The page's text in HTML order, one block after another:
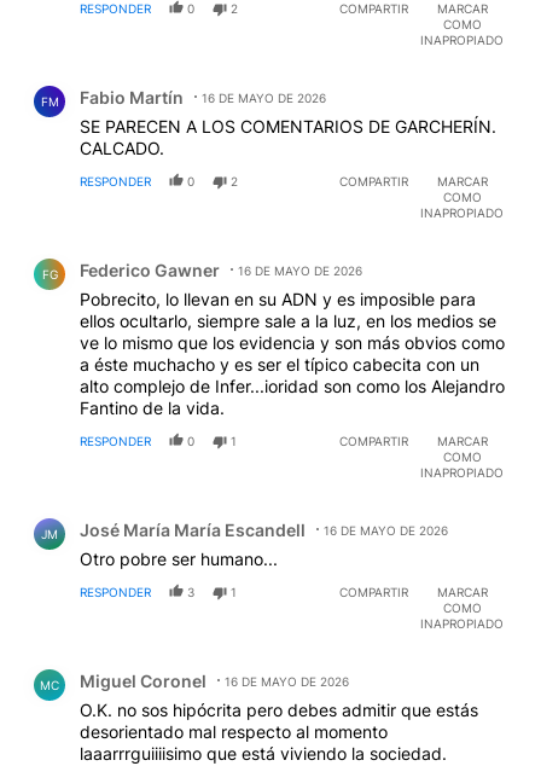
RESPONDER 0 2 COMPARTIR
MARCAR
COMO
INAPROPIADO
FM Fabio Martín 16 DE MAYO DE 2026
SE PARECEN A LOS COMENTARIOS DE GARCHERÍN.
CALCADO.
RESPONDER 0 2 COMPARTIR
MARCAR
COMO
INAPROPIADO
FG Federico Gawner 16 DE MAYO DE 2026
Pobrecito, lo llevan en su ADN y es imposible para
ellos ocultarlo, siempre sale a la luz, en los medios se
ve lo mismo que los evidencia y son más obvios como
a éste muchacho y es ser el típico cabecita con un
alto complejo de Infer...ioridad son como los Alejandro
Fantino de la vida.
RESPONDER 0 1 COMPARTIR
MARCAR
COMO
INAPROPIADO
JM José María María Escandell 16 DE MAYO DE 2026
Otro pobre ser humano...
RESPONDER 3 1 COMPARTIR
MARCAR
COMO
INAPROPIADO
MC Miguel Coronel 16 DE MAYO DE 2026
O.K. no sos hipócrita pero debes admitir que estás
desorientado mal respecto al momento
laaarrrguiiiisimo que está viviendo la sociedad.